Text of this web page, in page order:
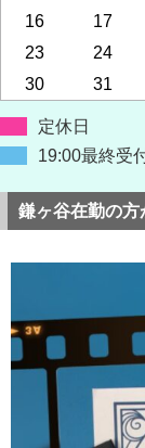
16
17
23
24
30
31
定休日
19:00最終受
鎌ヶ谷在勤の